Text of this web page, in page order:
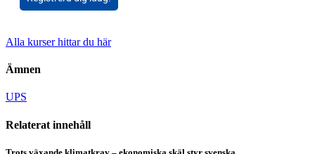
Alla kurser hittar du här
Ämnen
UPS
Relaterat innehåll